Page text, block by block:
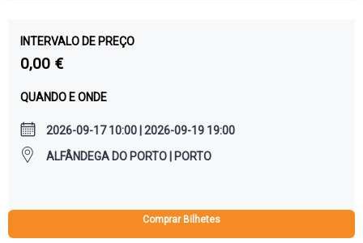
INTERVALO DE PREÇO
0,00 €
QUANDO E ONDE
2026-09-17 10:00 | 2026-09-19 19:00
ALFÂNDEGA DO PORTO | PORTO
Comprar Bilhetes